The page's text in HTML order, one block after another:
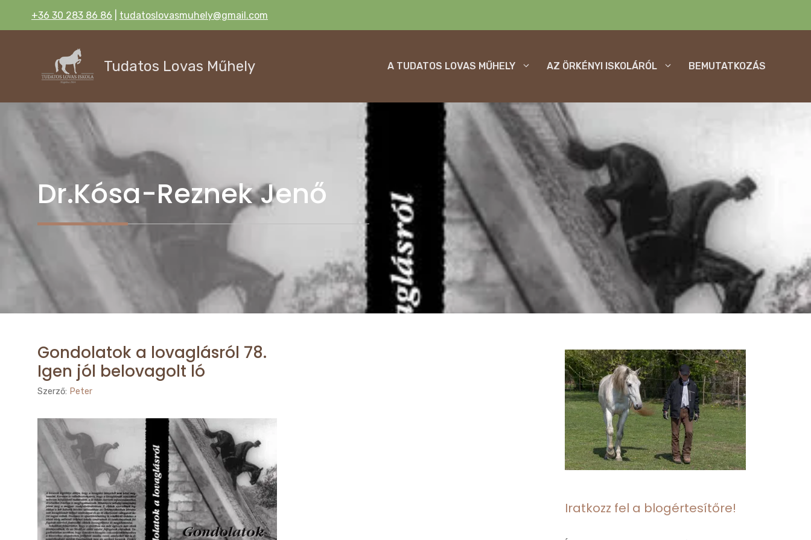
+36 30 283 86 86 tudatoslovasmuhely@gmail.com
Tudatos Lovas Műhely A TUDATOS LOVAS MŰHELY AZ ÖRKÉNYI ISKOLÁRÓL BEMUTATKOZÁS
Dr.Kósa-Reznek Jenő
Gondolatok a lovaglásról 78.
Igen jól belovagolt ló
Szerző: Peter
Iratkozz fel a blogértesítőre!